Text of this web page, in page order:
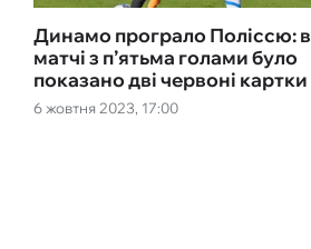
6 жовтня 2023, 17:00
Динамо програло Поліссю: в
матчі з п’ятьма голами було
показано дві червоні картки